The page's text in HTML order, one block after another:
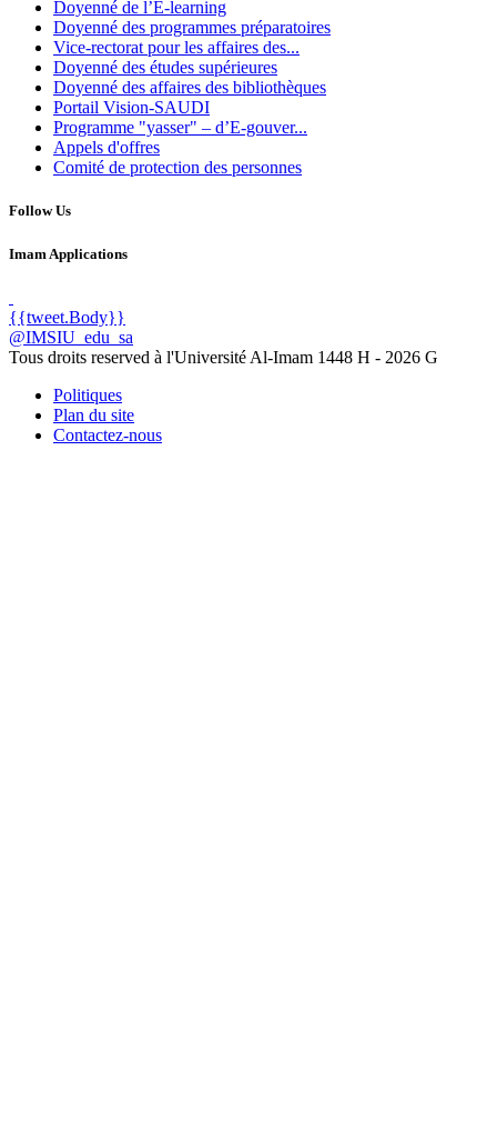
Doyenné de l’E-learning
Doyenné des programmes préparatoires
Vice-rectorat pour les affaires des...
Doyenné des études supérieures
Doyenné des affaires des bibliothèques
Portail Vision-SAUDI
Programme "yasser" – d’E-gouver...
Appels d'offres
Comité de protection des personnes
Follow Us
Imam Applications
{{tweet.Body}}
@IMSIU_edu_sa
Tous droits reserved à l'Université Al-Imam 1448 H - 2026 G
Politiques
Plan du site
Contactez-nous